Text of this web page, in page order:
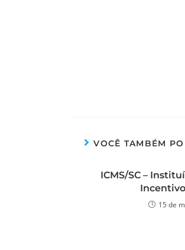
VOCÊ TAMBÉM
ICMS/SC –
15 de